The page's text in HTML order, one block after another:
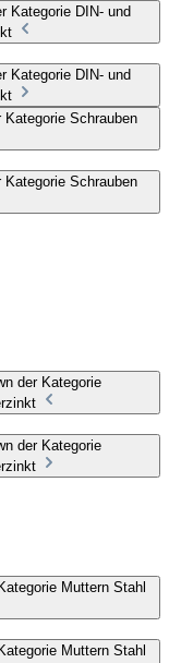
Kategorie DIN- und
Kategorie DIN- und
Schrauben
Schrauben
der Kategorie
der Kategorie
Muttern Stahl
Muttern Stahl